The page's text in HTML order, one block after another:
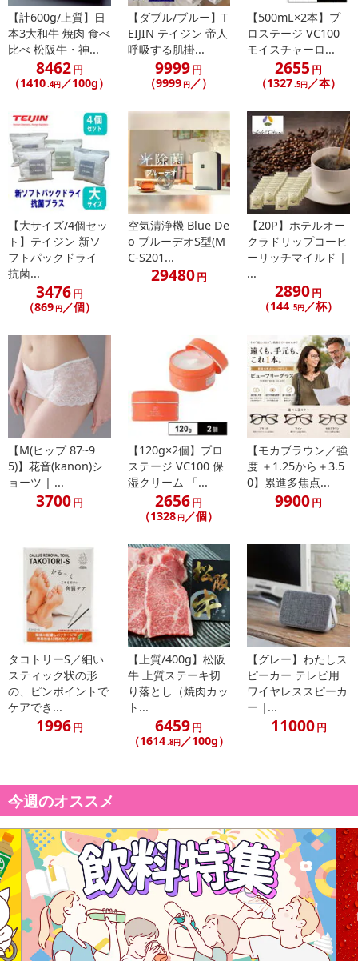
質がまろやかな風味を一層際立たせている逸品です。
・保存方法：-18℃以下で保存
・賞味期限：
※商品到着時点でのお日持ち期間は、配送日数などにより異なり
ますのでご了承ください。
・原産国（最終加工地）：日本（兵庫県）
・原材料/材質/素材：牛肉(バラ肉、カタ肉)
・お召し上がり方：
・凍っている場合は、自然解凍してください。
・お急ぎの場合は、流水解凍してください。
・解凍後は、しっかり焼いてお召し上がりください。
・その他商品仕様：等級：A4ランク以上
注意事項
【賞味・消費期限のある商品について】
商品到着時点でのお日持ち期間は、配送日数などにより異なります
のでご了承ください。
【キャンセルについて】
※お申込み後のキャンセルはお受けできません。
記載されている内容を必ずご確認いただき、お届けする商品セット
にご納得いただきましたうえでお申し込みください。
※パッケージ変更や商品リニューアル（成分など含む）等により、
参考の掲載画像や画像内のバーコードなど、お届け商品と多少異な
また、[新たな加工食品の原料原産地表示制度]の経過措置期間の終
了により、商品詳細内に記載の原産国・原材料の表記が旧表記の場
合がございます。
あらかじめご了承いただいた上でお申込みください。なお、本理由
によるお申込み後のキャンセル・返品交換は対応いたしかねます。
【お支払いについて】
※お支払い方法は、電話料金合算払い、クレジットカード払い、dポ
イントがご利用いただけます。
【発送・お届け・商品について】
※お申込み頂きました商品の同梱、お届けの日時指定はいたしかね
※お客様のご都合でお受取りいただけない場合、商品の再発送や返
金はいたしかねます。
不在票にてご対応ください。
※発送予定日は前後する場合がございます。また商品によって発送
日が異なります。
※dショッピングサンプル百貨店よりお届けする商品は、ご利用いた
だいた後のご感想をいただくことを目的としており、転売等は固く
禁じます。
転売等、目的以外での利用が確認された場合は、サービス利用を停
【計600g/上質】日
本3大和牛 焼肉 食べ
比べ 松阪牛・神...
8462円
（1410.4円 ／100g）
【ダブル/ブルー】T
EIJIN テイジン 帝人
呼吸する肌掛...
9999円
（9999 円 ／）
【500mL×2本】プ
ロステージ VC100
モイスチャーロ...
2655 円
（1327.5円 ／本）
【大サイズ/4個セッ
ト】テイジン 新ソ
フトパックドライ
抗菌...
3476円
（869 円／個）
空気清浄機 Blue De
o ブルーデオS型(M
C-S201...
29480円
【20P】ホテルオー
クラドリップコーヒ
ーリッチマイルド |
...
2890円
（144.5円／杯）
【M(ヒップ 87~9
5)】花音(kanon)シ
ョーツ | ...
3700円
【120g×2個】プロ
ステージ VC100 保
湿クリーム 「...
2656円
（1328 円／個）
【モカブラウン／強
度 ＋1.25から＋3.5
0】累進多焦点...
9900円
タコトリーS／細い
スティック状の形
の、ピンポイントで
ケアでき...
1996円
【上質/400g】松阪
牛 上質ステーキ切
り落とし（焼肉カッ
ト...
6459円
（1614.8円／100g）
【グレー】わたしス
ピーカー テレビ用
ワイヤレススピーカ
ー |...
11000円
今週のオススメ